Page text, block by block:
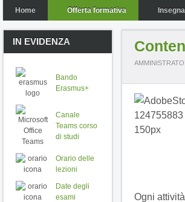
Home Offerta formativa
Ogni
IN EVIDENZA
Bando
Erasmus+
Canale
Teams corso
di studi
Orario delle
lezioni
Date degli
esami